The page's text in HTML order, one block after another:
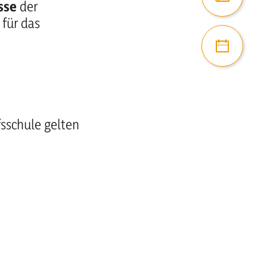
Projekte
der
das
gelten